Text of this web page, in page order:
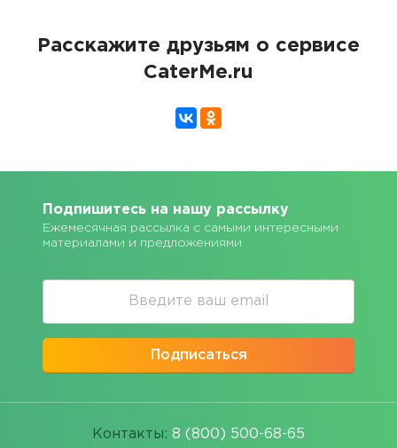
Расскажите друзьям о сервисе
CaterMe.ru
Подпишитесь на нашу рассылку
Ежемесячная рассылка с самыми интересными
материалами и предложениями
Подписаться
Контакты: 8 (800) 500-68-65